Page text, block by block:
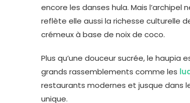
encore les danses hula. Mais
reflète elle aussi la richesse culturelle
crémeux à base de noix de coco.
Plus qu’une douceur sucrée, le haupia
grands rassemblements comme les
restaurants modernes et jusque dans
unique.